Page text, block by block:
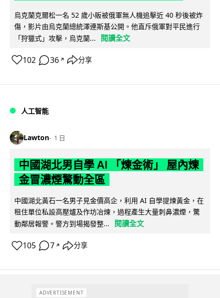
烏克蘭克爾松一名 52 歲小販被俄軍無人機追擊近 40 秒後被炸
傷，影片由烏克蘭總統澤連斯基公開。他直斥俄軍對平民進行
「狩獵式」攻擊，烏克蘭...
閱讀全文
102 36 ↗ 分享
人工智能
Lawton 1 日
中國湖北男自學 AI 「煉金術」 屋內煉
金冒濃煙驚動全區
中國湖北黃石一名男子見金價高企，利用 AI 自學提煉黃金，在
租住單位私設高壓爐及作坊冶煉，過程產生大量刺鼻濃煙，驚
動鄰居報警。警方到場揭發整...
閱讀全文
105 7 ↗ 分享
ADVERTISEMENT